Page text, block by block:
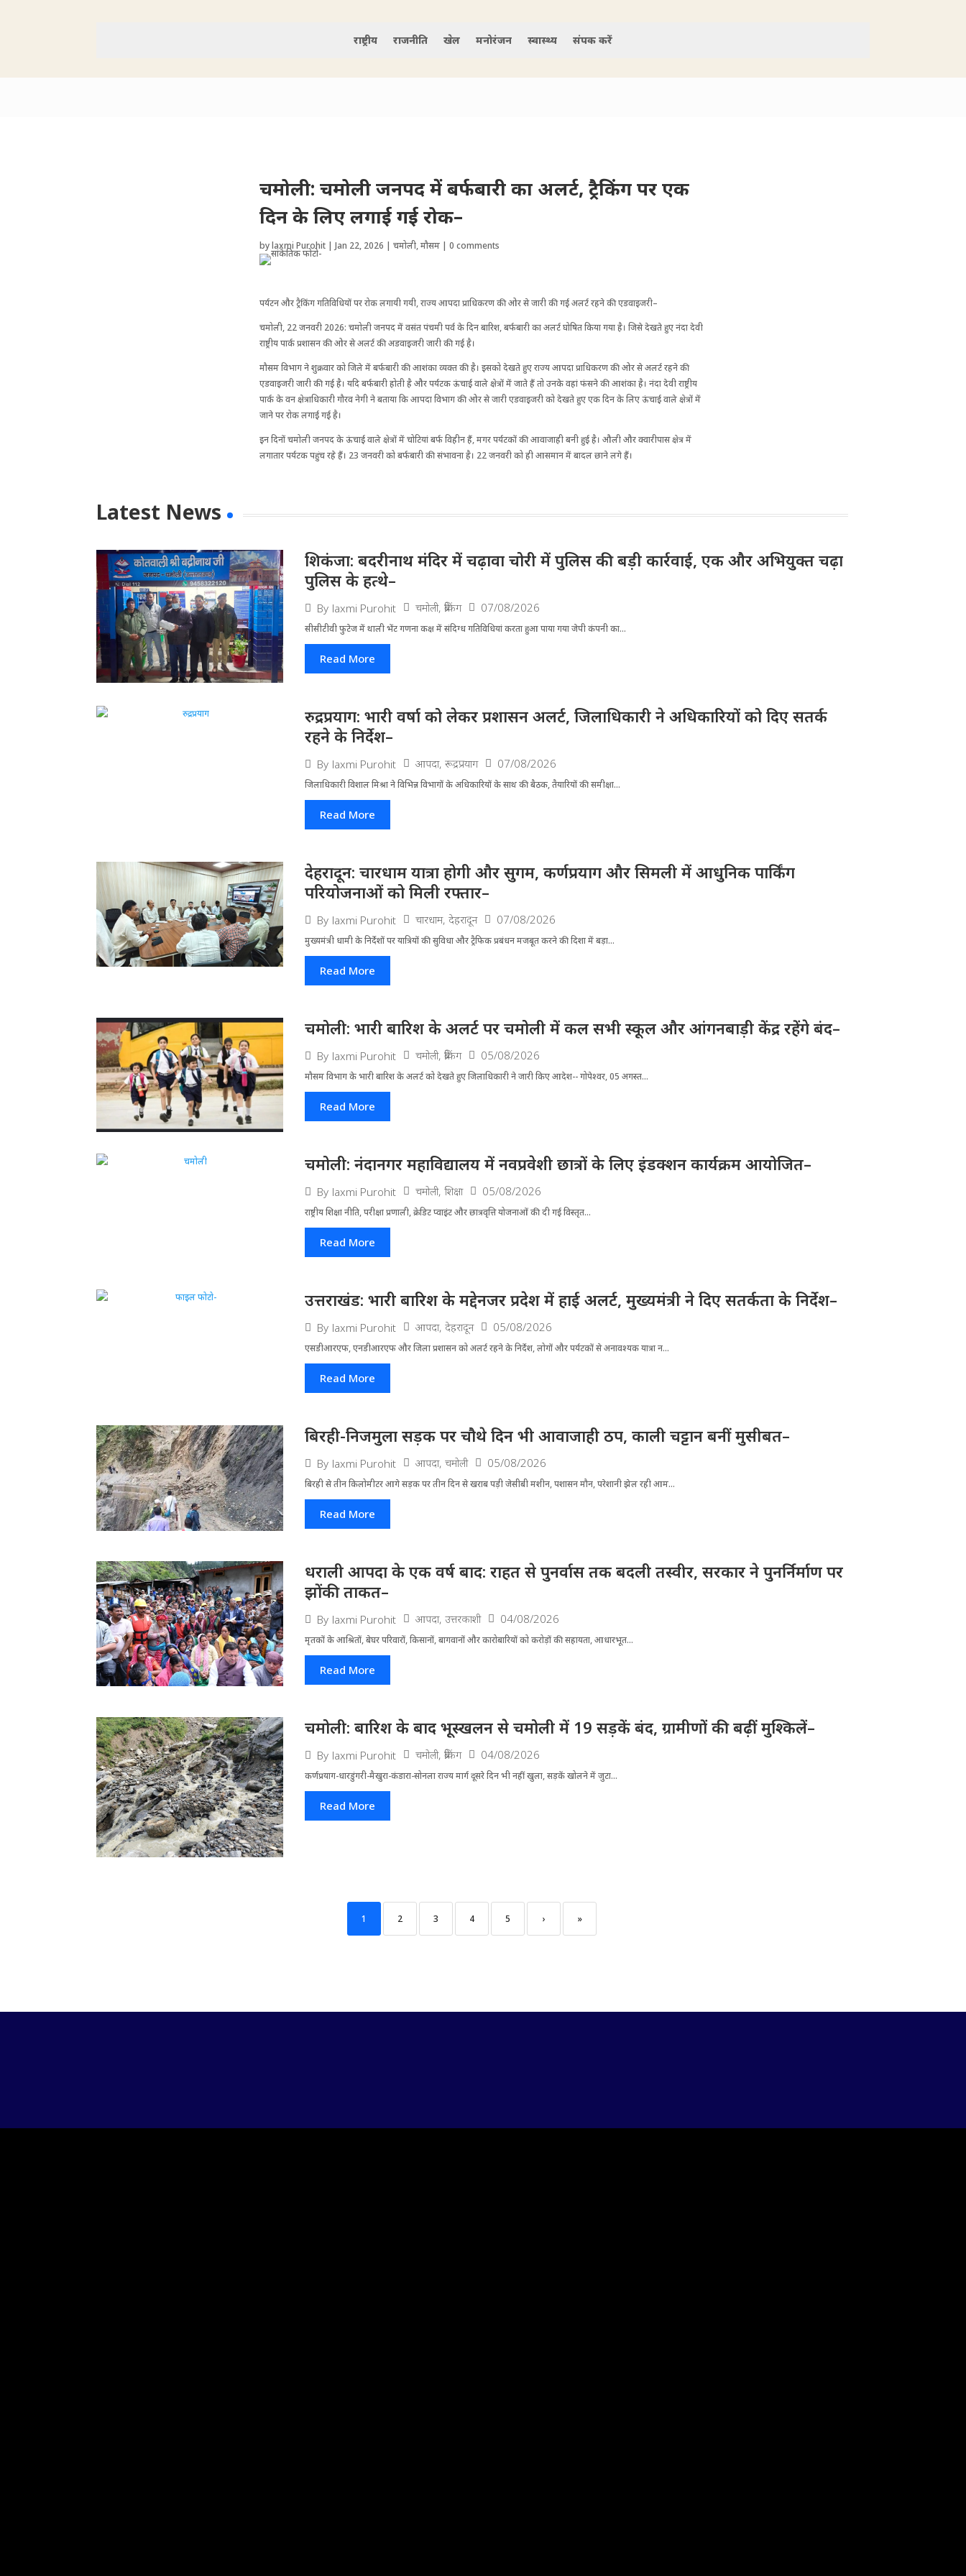
राष्ट्रीय राजनीति खेल मनोरंजन स्वास्थ्य संपर्क करें
चमोली: चमोली जनपद में बर्फबारी का अलर्ट, ट्रैकिंग पर एक
दिन के लिए लगाई गई रोक–
bylaxmi Purohit |Jan 22, 2026 |चमोली,मौसम |0 comments
पर्यटन और ट्रैकिंग गतिवि​धियों पर रोक लगायी गयी, राज्य आपदा प्रा​धिकरण की ओर से जारी की गई अलर्ट रहने की एडवाइजरी–
चमोली, 22 जनवरी 2026: चमोली जनपद में वसंत पंचमी पर्व के दिन बारिश, बर्फबारी का अलर्ट घो​षित किया गया है। जिसे देखते हुए नंदा देवी
राष्ट्रीय पार्क प्रशासन की ओर से अलर्ट की अडवाइजरी जारी की गई है।
मौसम विभाग ने शुक्रवार को जिले में बर्फबारी की आशंका व्यक्त की है। इसको देखते हुए राज्य आपदा प्राधिकरण की ओर से अलर्ट रहने की
एडवाइजरी जारी की गई है। यदि बर्फबारी होती है और पर्यटक ऊंचाई वाले क्षेत्रों में जाते हैं तो उनके वहां फंसने की आशंका है। नंदा देवी राष्ट्रीय
पार्क के वन क्षेत्राधिकारी गौरव नेगी ने बताया कि आपदा विभाग की ओर से जारी एडवाइजरी को देखते हुए एक दिन के लिए ऊंचाई वाले क्षेत्रों में
जाने पर रोक लगाई गई है।
इन दिनों चमोली जनपद के ऊंचाई वाले क्षेत्रों में चोटियां बर्फ विहीन हैं, मगर पर्यटकों की आवाजाही बनी हुई है। औली और क्वारीपास क्षेत्र में
लगातार पर्यटक पहुंच रहे हैं। 23 जनवरी को बर्फबारी की संभावना है। 22 जनवरी को ही आसमान में बादल छाने लगे हैं।
Latest News
​शिकंजा: बदरीनाथ मंदिर में चढ़ावा चोरी में पुलिस की बड़ी कार्रवाई, एक और अभियुक्त चढ़ा
पुलिस के हत्थे–
By laxmi Purohit चमोली, ब्रेकिंग 07/08/2026
सीसीटीवी फुटेज में थाली भेंट गणना कक्ष में संदिग्ध गतिविधियां करता हुआ पाया गया जेपी कंपनी का...
Read More
रुद्रप्रयाग: भारी वर्षा को लेकर प्रशासन अलर्ट, जिलाधिकारी ने अधिकारियों को दिए सतर्क
रहने के निर्देश–
By laxmi Purohit आपदा, रूद्रप्रयाग 07/08/2026
जिला​धिकारी विशाल मिश्रा ने वि​भिन्न विभागों के अ​धिकारियों के साथ की बैठक, तैयारियों की समीक्षा...
Read More
देहरादून: चारधाम यात्रा होगी और सुगम, कर्णप्रयाग और सिमली में आधुनिक पार्किंग
परियोजनाओं को मिली रफ्तार–
By laxmi Purohit चारधाम, देहरादून 07/08/2026
मुख्यमंत्री धामी के निर्देशों पर यात्रियों की सुविधा और ट्रैफिक प्रबंधन मजबूत करने की दिशा में बड़ा...
Read More
चमोली: भारी बारिश के अलर्ट पर चमोली में कल सभी स्कूल और आंगनबाड़ी केंद्र रहेंगे बंद–
By laxmi Purohit चमोली, ब्रेकिंग 05/08/2026
मौसम विभाग के भारी बारिश के अलर्ट को देखते हुए जिला​धिकारी ने जारी किए आदेश-- गोपेश्वर, 05 अगस्त...
Read More
चमोली: नंदानगर महाविद्यालय में नवप्रवेशी छात्रों के लिए इंडक्शन कार्यक्रम आयोजित–
By laxmi Purohit चमोली, शिक्षा 05/08/2026
राष्ट्रीय शिक्षा नीति, परीक्षा प्रणाली, क्रेडिट प्वाइंट और छात्रवृत्ति योजनाओं की दी गई विस्तृत...
Read More
उत्तराखंड: भारी बारिश के मद्देनजर प्रदेश में हाई अलर्ट, मुख्यमंत्री ने दिए सतर्कता के निर्देश–
By laxmi Purohit आपदा, देहरादून 05/08/2026
एसडीआरएफ, एनडीआरएफ और जिला प्रशासन को अलर्ट रहने के निर्देश, लोगों और पर्यटकों से अनावश्यक यात्रा न...
Read More
बिरही-निजमुला सड़क पर चौथे दिन भी आवाजाही ठप, काली चट्टान बनीं मुसीबत–
By laxmi Purohit आपदा, चमोली 05/08/2026
बिरही से तीन किलोमीटर आगे सड़क पर तीन दिन से खराब पड़ी जेसीबी मशीन, पशासन मौन, परेशानी झेल रही आम...
Read More
धराली आपदा के एक वर्ष बाद: राहत से पुनर्वास तक बदली तस्वीर, सरकार ने पुनर्निर्माण पर
झोंकी ताकत–
By laxmi Purohit आपदा, उत्तरकाशी 04/08/2026
मृतकों के आश्रितों, बेघर परिवारों, किसानों, बागवानों और कारोबारियों को करोड़ों की सहायता, आधारभूत...
Read More
चमोली: बारिश के बाद भूस्खलन से चमोली में 19 सड़कें बंद, ग्रामीणों की बढ़ीं मुश्किलें–
By laxmi Purohit चमोली, ब्रेकिंग 04/08/2026
कर्णप्रयाग-धारडुंगरी-मैखुरा-कंडारा-सोनला राज्य मार्ग दूसरे दिन भी नहीं खुला, सड़कें खोलने में जुटा...
Read More
1 2 3 4 5 › »